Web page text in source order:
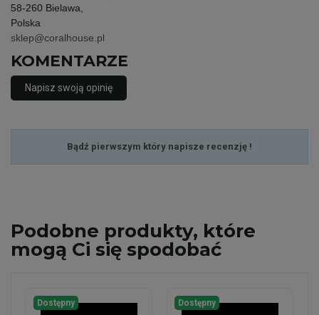
58-260 Bielawa,
Polska
sklep@coralhouse.pl
KOMENTARZE
Napisz swoją opinię
Bądź pierwszym który napisze recenzję !
Podobne produkty, które
mogą Ci się spodobać
Dostępny Dostępny